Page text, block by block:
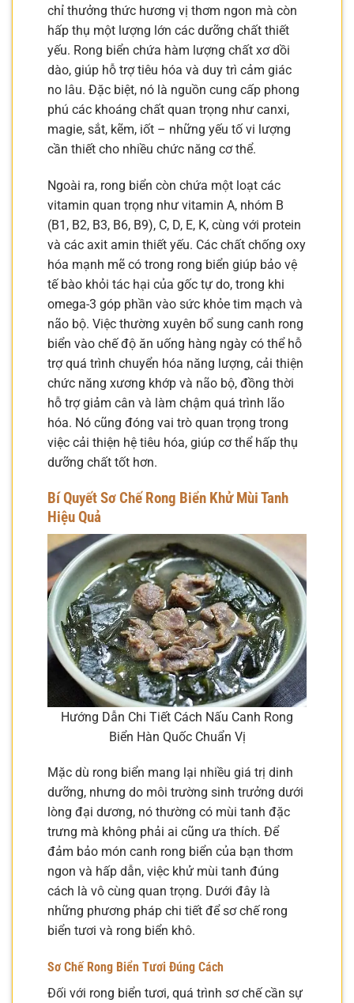
chỉ thưởng thức hương vị thơm ngon mà còn
hấp thụ một lượng lớn các dưỡng chất thiết
yếu. Rong biển chứa hàm lượng chất xơ dồi
dào, giúp hỗ trợ tiêu hóa và duy trì cảm giác
no lâu. Đặc biệt, nó là nguồn cung cấp phong
phú các khoáng chất quan trọng như canxi,
magie, sắt, kẽm, iốt – những yếu tố vi lượng
cần thiết cho nhiều chức năng cơ thể.
Ngoài ra, rong biển còn chứa một loạt các
vitamin quan trọng như vitamin A, nhóm B
(B1, B2, B3, B6, B9), C, D, E, K, cùng với protein
và các axit amin thiết yếu. Các chất chống oxy
hóa mạnh mẽ có trong rong biển giúp bảo vệ
tế bào khỏi tác hại của gốc tự do, trong khi
omega-3 góp phần vào sức khỏe tim mạch và
não bộ. Việc thường xuyên bổ sung canh rong
biển vào chế độ ăn uống hàng ngày có thể hỗ
trợ quá trình chuyển hóa năng lượng, cải thiện
chức năng xương khớp và não bộ, đồng thời
hỗ trợ giảm cân và làm chậm quá trình lão
hóa. Nó cũng đóng vai trò quan trọng trong
việc cải thiện hệ tiêu hóa, giúp cơ thể hấp thụ
dưỡng chất tốt hơn.
Bí Quyết Sơ Chế Rong Biển Khử Mùi Tanh
Hiệu Quả
Hướng Dẫn Chi Tiết Cách Nấu Canh Rong
Biển Hàn Quốc Chuẩn Vị
Mặc dù rong biển mang lại nhiều giá trị dinh
dưỡng, nhưng do môi trường sinh trưởng dưới
lòng đại dương, nó thường có mùi tanh đặc
trưng mà không phải ai cũng ưa thích. Để
đảm bảo món canh rong biển của bạn thơm
ngon và hấp dẫn, việc khử mùi tanh đúng
cách là vô cùng quan trọng. Dưới đây là
những phương pháp chi tiết để sơ chế rong
biển tươi và rong biển khô.
Sơ Chế Rong Biển Tươi Đúng Cách
Đối với rong biển tươi, quá trình sơ chế cần sự